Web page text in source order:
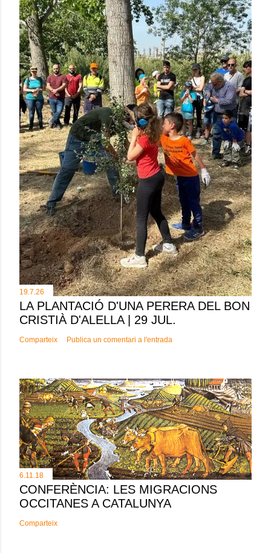
19.7.26
LA PLANTACIÓ D'UNA PERERA DEL BON
CRISTIÀ D'ALELLA | 29 JUL.
Comparteix Publica un comentari a l'entrada
6.11.18
CONFERÈNCIA: LES MIGRACIONS
OCCITANES A CATALUNYA
Comparteix